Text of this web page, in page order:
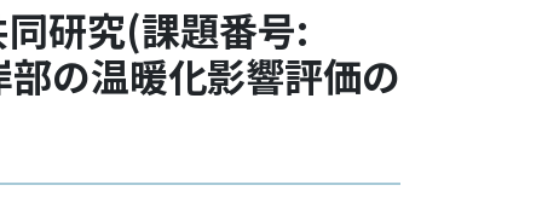
研究(課題番号:
の温暖化影響評価の